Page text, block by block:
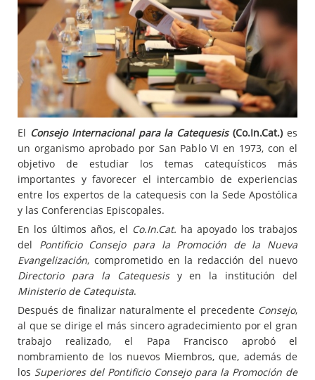
El Consejo Internacional para la Catequesis(Co.In.Cat.)es
un organismo aprobado por San Pablo VI en 1973, con el
objetivo de estudiar los temas catequísticos más
importantes y favorecer el intercambio de experiencias
entre los expertos de la catequesis con la Sede Apostólica
y las Conferencias Episcopales.
En los últimos años, el Co.In.Cat. ha apoyado los trabajos
del Pontificio Consejo para la Promoción de la Nueva
Evangelización, comprometido en la redacción del nuevo
Directorio para la Catequesis y en la institución del
Ministerio de Catequista.
Después de finalizar naturalmente el precedente Consejo,
al que se dirige el más sincero agradecimiento por el gran
trabajo realizado, el Papa Francisco aprobó el
nombramiento de los nuevos Miembros, que, además de
los Superiores del Pontificio Consejo para la Promoción de